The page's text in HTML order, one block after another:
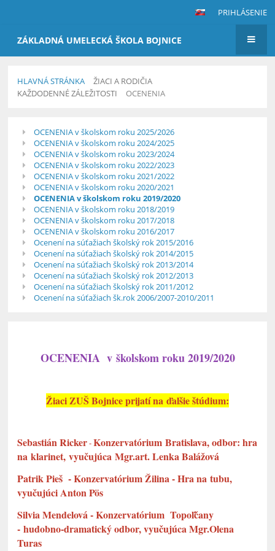
PRIHLÁSENIE
ZÁKLADNÁ UMELECKÁ ŠKOLA BOJNICE
HLAVNÁ STRÁNKA
ŽIACI A RODIČIA
KAŽDODENNÉ ZÁLEŽITOSTI
OCENENIA
OCENENIA v školskom roku 2025/2026
OCENENIA v školskom roku 2024/2025
OCENENIA v školskom roku 2023/2024
OCENENIA v školskom roku 2022/2023
OCENENIA v školskom roku 2021/2022
OCENENIA v školskom roku 2020/2021
OCENENIA v školskom roku 2019/2020
OCENENIA v školskom roku 2018/2019
OCENENIA v školskom roku 2017/2018
OCENENIA v školskom roku 2016/2017
Ocenení na súťažiach školský rok 2015/2016
Ocenení na súťažiach školský rok 2014/2015
Ocenení na súťažiach školský rok 2013/2014
Ocenení na súťažiach školský rok 2012/2013
Ocenení na súťažiach školský rok 2011/2012
Ocenení na súťažiach šk.rok 2006/2007-2010/2011
OCENENIA v školskom roku 2019/2020
Žiaci ZUŠ Bojnice prijatí na ďalšie štúdium:
Sebastián Ricker-KonzervatóriumBratislava, odbor: hra
na klarinet, vyučujúca Mgr.art. Lenka Balážová
Patrik Pieš - Konzervatórium Žilina - Hra na tubu,
vyučujúci Anton Pös
Silvia Mendelová - Konzervatórium Topoľčany
- hudobno-dramatický odbor, vyučujúca Mgr.Olena
Turas